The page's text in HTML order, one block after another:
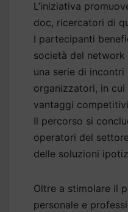
L’iniziativa
doc, ricercatori di
I partecipanti
società del
una serie di
organizzatori, in
vantaggi
Il percorso si
operatori del
delle soluzioni
Oltre a stimolare il
personale e